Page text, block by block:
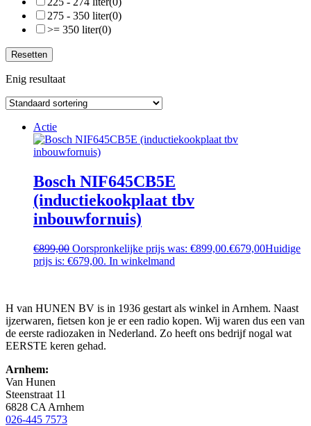
275 - 350 liter(0)
>= 350 liter(0)
Resetten
Enig resultaat
Actie
Bosch NIF645CB5E
(inductiekookplaat tbv
inbouwfornuis)
€899,00 Oorspronkelijke prijs was: €899,00.€679,00Huidige
prijs is: €679,00. In winkelmand
H van HUNEN BV is in 1936 gestart als winkel in Arnhem. Naast
ijzerwaren, fietsen kon je er een radio kopen. Wij waren dus een van
de eerste radiozaken in Nederland. Zo heeft ons bedrijf nogal wat
EERSTE keren gehad.
Arnhem:
Van Hunen
Steenstraat 11
6828 CA Arnhem
026-445 7573